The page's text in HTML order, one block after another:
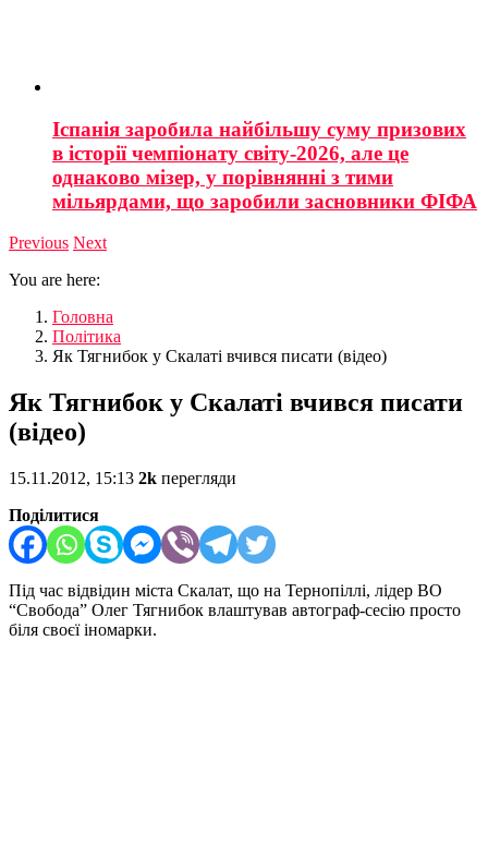
Іспанія заробила найбільшу суму призових
в історії чемпіонату світу-2026, але це
однаково мізер, у порівнянні з тими
мільярдами, що заробили засновники ФІФА
Previous Next
You are here:
Головна
Політика
Як Тягнибок у Скалаті вчився писати (відео)
Як Тягнибок у Скалаті вчився писати
(відео)
15.11.2012, 15:13 2k перегляди
Поділитися
Під час відвідин міста Скалат, що на Тернопіллі, лідер ВО
“Свобода” Олег Тягнибок влаштував автограф-сесію просто
біля своєї іномарки.